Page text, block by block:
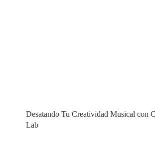
Desatando Tu Creatividad Musical con
Lab